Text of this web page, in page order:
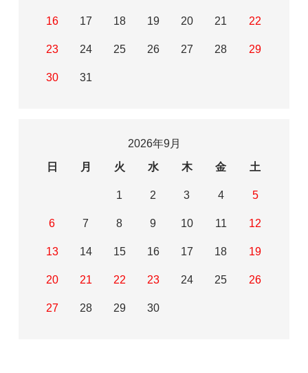
16 17 18 19 20 21 22
23 24 25 26 27 28 29
30 31
2026年9月
日
月 火 水 木 金 土
1 2 3 4 5
6 7 8 9 10 11 12
13 14 15 16 17 18 19
20 21 22 23 24 25 26
27 28 29 30